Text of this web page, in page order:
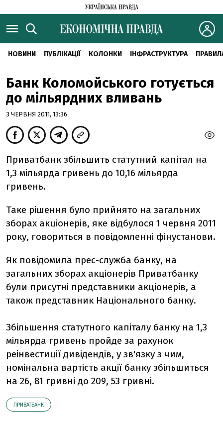
НОВИНИ ПУБЛІКАЦІЇ КОЛОНКИ ІНФРАСТРУКТУРА
Банк Коломойського готується
до мільярдних вливань
3 ЧЕРВНЯ 2011, 13:36
Приватбанк збільшить статутний капітал на
1,3 мільярда гривень до 10,16 мільярда
гривень.
Таке рішення було прийнято на загальних
зборах акціонерів, яке відбулося 1 червня 2011
року, говориться в повідомленні фінустанови.
Як повідомила прес-служба банку, на
загальних зборах акціонерів Приватбанку
були присутні представники акціонерів, а
також представник Національного банку.
Збільшення статутного капіталу банку на 1,3
мільярда гривень пройде за рахунок
реінвестиції дивідендів, у зв'язку з чим,
номінальна вартість акції банку збільшиться
на 26, 81 гривні до 209, 53 гривні.
ПРИВАТБАНК